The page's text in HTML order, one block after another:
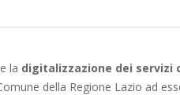
la digitalizzazione dei
della Regione Lazio ad